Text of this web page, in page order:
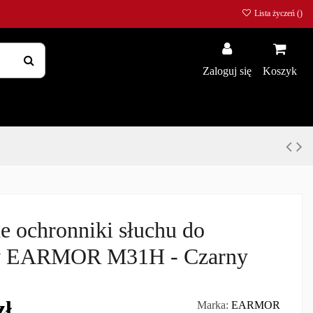
Lista życzeń ()
Zaloguj się Koszyk
ochronniki słuchu do
EARMOR M31H - Czarny
Marka: EARMOR